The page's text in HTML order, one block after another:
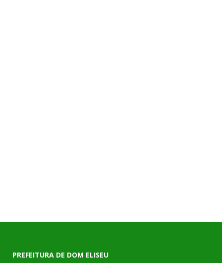
PREFEITURA DE DOM ELISEU